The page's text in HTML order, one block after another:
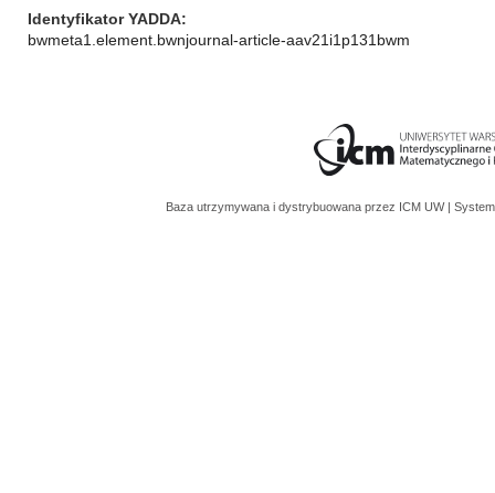
Identyfikator YADDA
bwmeta1.element.bwnjournal-article-aav21i1p131bwm
Baza utrzymywana i dystrybuowana przez ICM UW |